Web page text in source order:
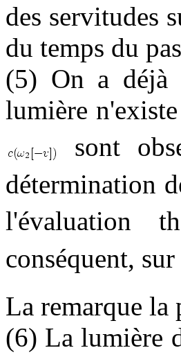
des servitudes
du temps du
(5) On a déjà
lumière
sont
détermination
l'évaluation
conséquent, sur
La remarque la
(6) La lumière